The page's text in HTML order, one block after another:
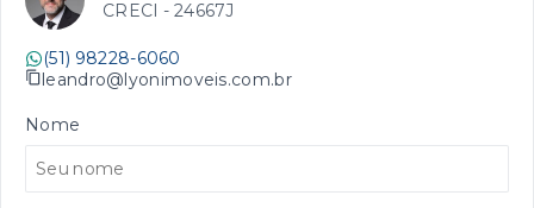
CRECI - 24667J
(51) 98228-6060
leandro@lyonimoveis.com.br
Nome